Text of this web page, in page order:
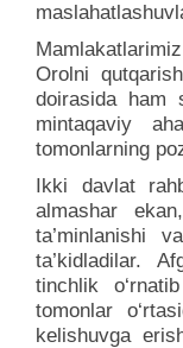
Orolni
doirasida ham
mintaqaviy
tomonlarning
Ikki davlat
almashar
ta’minlanishi
ta’kidladilar.
tinchlik
tomonlar
kelishuvga